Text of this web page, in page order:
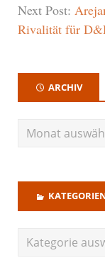
Next Post:
Rivalität für
ARCHIV